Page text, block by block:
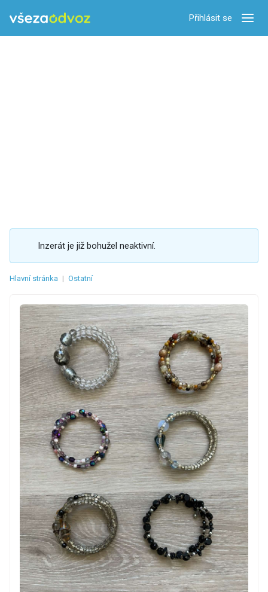
Přihlásit se
Inzerát je již bohužel neaktivní.
Hlavní stránka | Ostatní